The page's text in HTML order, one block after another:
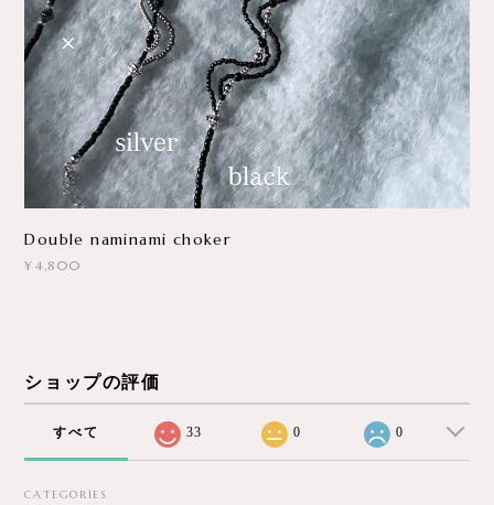
Double naminami choker
¥4,800
ショップの評価
すべて 33 0 0
CATEGORIES